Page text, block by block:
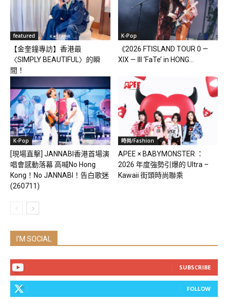
featured
【金奎鐘專訪】香港最
〈SIMPLY BEAUTIFUL〉的瞬
間！
K-Pop
《2026 FTISLAND TOUR 0 —
XIX — III ‘FaTe’ in HONG...
K-Pop
[現場直擊] JANNABI香港首場演
唱會感動落幕 高喊No Hong
Kong！No JANNABI！告白歌迷
(260711)
時尚/Fashion
APEE × BABYMONSTER ：
2026 年度強勢引爆的 Ultra –
Kawaii 街頭時尚聯乘
I'M SOCIAL
SUBSCRIBE
FOLLOW